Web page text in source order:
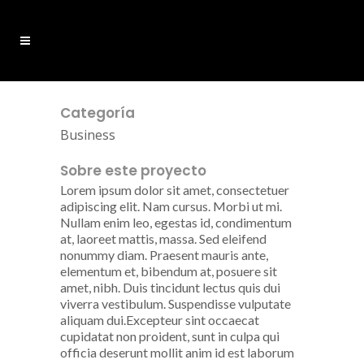
Categoría
Business
Sobre este proyecto
Lorem ipsum dolor sit amet, consectetuer
adipiscing elit. Nam cursus. Morbi ut mi.
Nullam enim leo, egestas id, condimentum
at, laoreet mattis, massa. Sed eleifend
nonummy diam. Praesent mauris ante,
elementum et, bibendum at, posuere sit
amet, nibh. Duis tincidunt lectus quis dui
viverra vestibulum. Suspendisse vulputate
aliquam dui.Excepteur sint occaecat
cupidatat non proident, sunt in culpa qui
officia deserunt mollit anim id est laborum